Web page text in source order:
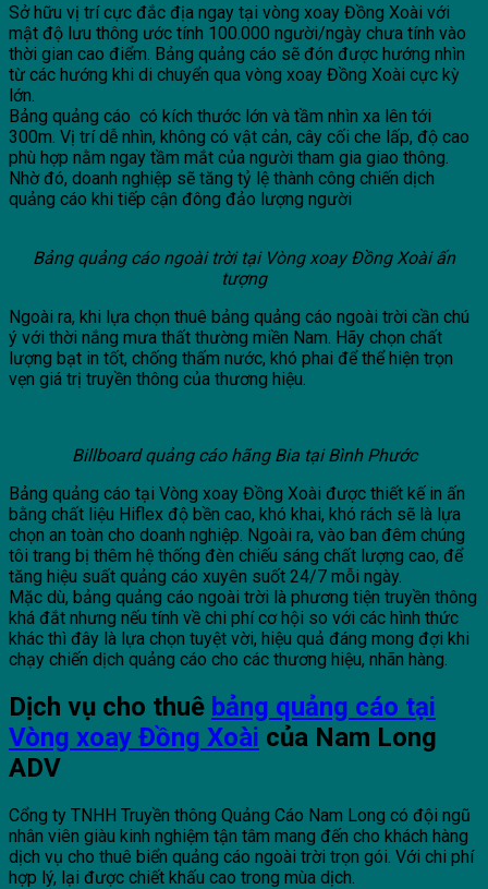
Sở hữu vị trí cực đắc địa ngay tại vòng xoay Đồng Xoài với
mật độ lưu thông ước tính 100.000 người/ngày chưa tính vào
thời gian cao điểm. Bảng quảng cáo sẽ đón được hướng nhìn
từ các hướng khi di chuyển qua vòng xoay Đồng Xoài cực kỳ
lớn.
Bảng quảng cáo có kích thước lớn và tầm nhìn xa lên tới
300m. Vị trí dễ nhìn, không có vật cản, cây cối che lấp, độ cao
phù hợp nằm ngay tầm mắt của người tham gia giao thông.
Nhờ đó, doanh nghiệp sẽ tăng tỷ lệ thành công chiến dịch
quảng cáo khi tiếp cận đông đảo lượng người
Bảng quảng cáo ngoài trời tại Vòng xoay Đồng Xoài ấn
tượng
Ngoài ra, khi lựa chọn thuê bảng quảng cáo ngoài trời cần chú
ý với thời nắng mưa thất thường miền Nam. Hãy chọn chất
lượng bạt in tốt, chống thấm nước, khó phai để thể hiện trọn
vẹn giá trị truyền thông của thương hiệu.
Billboard quảng cáo hãng Bia tại Bình Phước
Bảng quảng cáo tại Vòng xoay Đồng Xoài được thiết kế in ấn
bằng chất liệu Hiflex độ bền cao, khó khai, khó rách sẽ là lựa
chọn an toàn cho doanh nghiệp. Ngoài ra, vào ban đêm chúng
tôi trang bị thêm hệ thống đèn chiếu sáng chất lượng cao, để
tăng hiệu suất quảng cáo xuyên suốt 24/7 mỗi ngày.
Mặc dù, bảng quảng cáo ngoài trời là phương tiện truyền thông
khá đắt nhưng nếu tính về chi phí cơ hội so với các hình thức
khác thì đây là lựa chọn tuyệt vời, hiệu quả đáng mong đợi khi
chạy chiến dịch quảng cáo cho các thương hiệu, nhãn hàng.
Dịch vụ cho thuê bảng quảng cáo tại
Vòng xoay Đồng Xoài của Nam Long
ADV
Cổng ty TNHH Truyền thông Quảng Cáo Nam Long có đội ngũ
nhân viên giàu kinh nghiệm tận tâm mang đến cho khách hàng
dịch vụ cho thuê biển quảng cáo ngoài trời trọn gói. Với chi phí
hợp lý, lại được chiết khấu cao trong mùa dịch.